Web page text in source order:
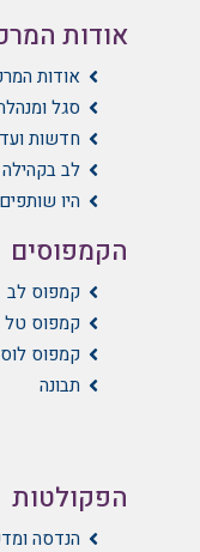
אודות
אודות
סגל
חדשות
לב בקהילה
היו שותפים
הקמפוסים
קמפוס לב
קמפוס טל
קמפוס
תבונה
הפקולטות
הנדסה